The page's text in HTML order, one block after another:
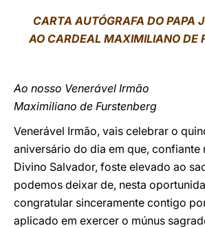
CARTA AUTÓGRAFA DO PAPA
AO CARDEAL MAXIMILIANO DE
Ao nosso Venerável Irmão
Maximiliano de Furstenberg
Venerável Irmão, vais celebrar o
aniversário do dia em que, confiante
Divino Salvador, foste elevado ao
podemos deixar de, nesta
congratular sinceramente contigo
aplicado em exercer o múnus